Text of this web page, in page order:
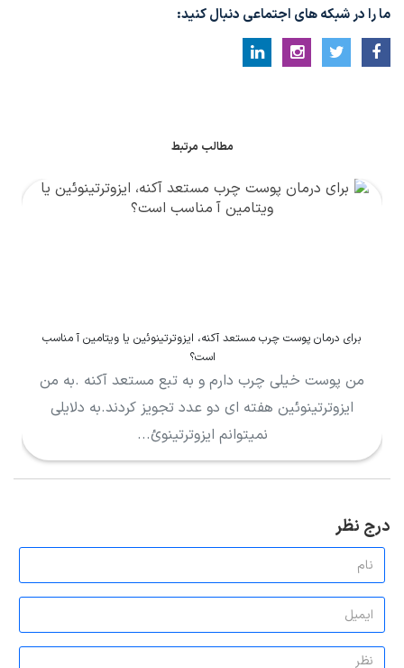
ما را در شبکه های اجتماعی دنبال کنید:
مطالب مرتبط
برای درمان پوست چرب مستعد آکنه، ایزوترتینوئین یا ویتامین آ مناسب
است؟
من پوست خیلی چرب دارم و به تبع مستعد آکنه .به من
ایزوترتینوئین هفته ای دو عدد تجویز کردند.به دلایلی
نمیتوانم ایزوترتینوئ...
درج نظر